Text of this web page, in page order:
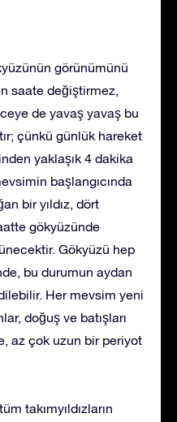
görünümünü
saate değiştirmez,
de yavaş yavaş bu
çünkü günlük hareket
yaklaşık 4 dakika
başlangıcında
bir yıldız, dört
gökyüzünde
Gökyüzü hep
bu durumun aydan
Her mevsim yeni
doğuş ve batışları
az çok uzun bir periyot
takımyıldızların